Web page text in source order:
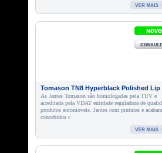
Tomason TN8 Hyperblack Polished Lip
As Jantes Tomason são homologadas pela TUV e
acreditada pela VDAT entidade reguladora de
produtos automoveis. Jantes com pinturas e
concebidos c